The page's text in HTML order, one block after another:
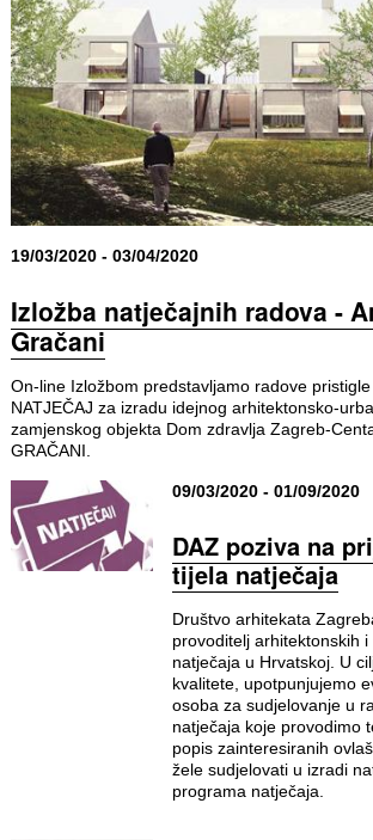
19/03/2020 - 03/04/2020
Izložba natječajnih radova -
Gračani
On-line Izložbom predstavljamo radove
NATJEČAJ za izradu idejnog arhitektonsko-
zamjenskog objekta Dom zdravlja Zagreb-
GRAČANI.
09/03/2020 - 01/09/2020
DAZ poziva na
tijela natječaja
Društvo arhitekata
provoditelj arhitektonskih i
natječaja u Hrvatskoj. U
kvalitete, upotpunjujemo
osoba za sudjelovanje u
natječaja koje provodimo
popis zainteresiranih
žele sudjelovati u izradi
programa natječaja.